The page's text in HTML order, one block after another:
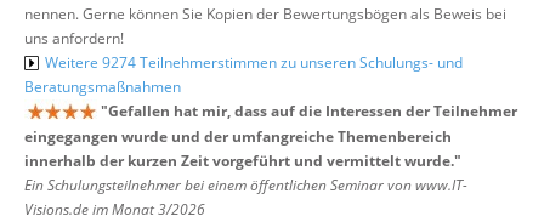
nennen. Gerne können Sie Kopien der Bewertungsbögen als Beweis bei
uns anfordern!
Weitere 9274 Teilnehmerstimmen zu unseren Schulungs- und
Beratungsmaßnahmen
"Gefallen hat mir, dass auf die Interessen der Teilnehmer
eingegangen wurde und der umfangreiche Themenbereich
innerhalb der kurzen Zeit vorgeführt und vermittelt wurde."
Ein Schulungsteilnehmer bei einem öffentlichen Seminar von www.IT-
Visions.de im Monat 3/2026